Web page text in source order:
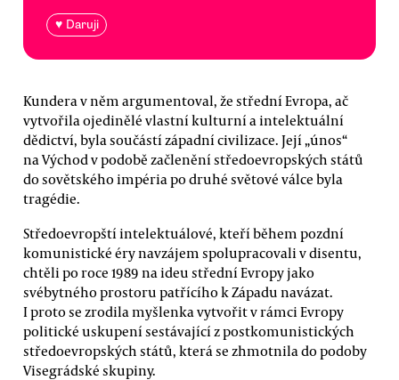
♥ Daruji
Kundera v něm argumentoval, že střední Evropa, ač
vytvořila ojedinělé vlastní kulturní a intelektuální
dědictví, byla součástí západní civilizace. Její „únos“
na Východ v podobě začlenění středoevropských států
do sovětského impéria po druhé světové válce byla
tragédie.
Středoevropští intelektuálové, kteří během pozdní
komunistické éry navzájem spolupracovali v disentu,
chtěli po roce 1989 na ideu střední Evropy jako
svébytného prostoru patřícího k Západu navázat.
I proto se zrodila myšlenka vytvořit v rámci Evropy
politické uskupení sestávající z postkomunistických
středoevropských států, která se zhmotnila do podoby
Visegrádské skupiny.